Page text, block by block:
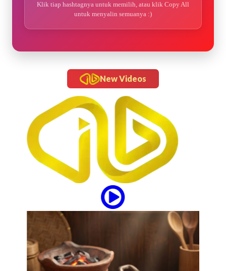
Klik tiap hashtagnya untuk memilih, atau klik Copy All
untuk menyalin semuanya :)
New Videos